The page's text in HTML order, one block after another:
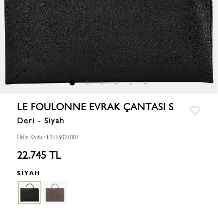
LE FOULONNE EVRAK ÇANTASI S
Deri - Siyah
Ürün Kodu : L2115021001
22.745 TL
SIYAH